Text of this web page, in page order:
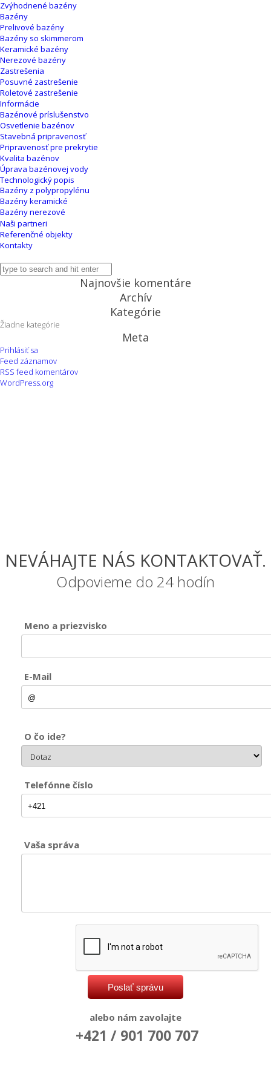
Zvýhodnené bazény
Bazény
Prelivové bazény
Bazény so skimmerom
Keramické bazény
Nerezové bazény
Zastrešenia
Posuvné zastrešenie
Roletové zastrešenie
Informácie
Bazénové príslušenstvo
Osvetlenie bazénov
Stavebná pripravenosť
Pripravenosť pre prekrytie
Kvalita bazénov
Úprava bazénovej vody
Technologický popis
Bazény z polypropylénu
Bazény keramické
Bazény nerezové
Naši partneri
Referenčné objekty
Kontakty
Najnovšie komentáre
Archív
Kategórie
Žiadne kategórie
Meta
Prihlásiť sa
Feed záznamov
RSS feed komentárov
WordPress.org
NEVÁHAJTE NÁS KONTAKTOVAŤ.
Odpovieme do 24 hodín
Meno a priezvisko
E-Mail
O čo ide?
Telefónne číslo
Vaša správa
alebo nám zavolajte
+421 / 901 700 707